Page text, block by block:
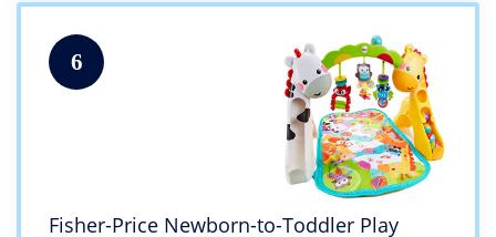
6
Fisher-Price Newborn-to-Toddler Play